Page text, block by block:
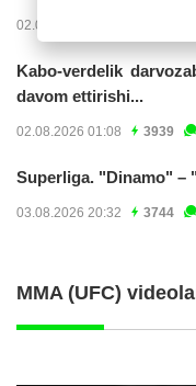
02.08.2026 03:08
Kabo-verdelik
davom ettirishi...
02.08.2026 01:08 3939
Superliga. "Dinamo" –
03.08.2026 20:32 3744
MMA (UFC)